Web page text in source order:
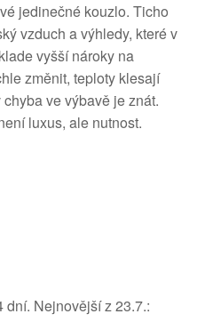
jedinečné kouzlo. Ticho
vzduch a výhledy, které v
vyšší nároky na
změnit, teploty klesají
ve výbavě je znát.
luxus, ale nutnost.
Nejnovější z 23.7.: